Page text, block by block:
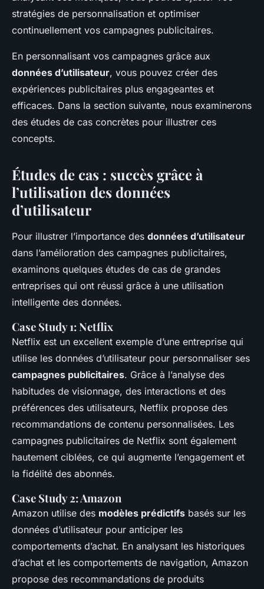
stratégies de personnalisation et optimiser
continuellement vos campagnes publicitaires.
En personnalisant vos campagnes grâce aux
données d’utilisateur, vous pouvez créer des
expériences publicitaires plus engageantes et
efficaces. Dans la section suivante, nous examinerons
des études de cas concrètes pour illustrer ces
concepts.
Études de cas : succès grâce à
l’utilisation des données
d’utilisateur
Pour illustrer l’importance des données d’utilisateur
dans l’amélioration des campagnes publicitaires,
examinons quelques études de cas de grandes
entreprises qui ont réussi grâce à une utilisation
intelligente des données.
Case Study 1: Netflix
Netflix est un excellent exemple d’une entreprise qui
utilise les données d’utilisateur pour personnaliser ses
campagnes publicitaires. Grâce à l’analyse des
habitudes de visionnage, des interactions et des
préférences des utilisateurs, Netflix propose des
recommandations de contenu personnalisées. Les
campagnes publicitaires de Netflix sont également
hautement ciblées, ce qui augmente l’engagement et
la fidélité des abonnés.
Case Study 2: Amazon
Amazon utilise des modèles prédictifs basés sur les
données d’utilisateur pour anticiper les
comportements d’achat. En analysant les historiques
d’achat et les comportements de navigation, Amazon
propose des recommandations de produits